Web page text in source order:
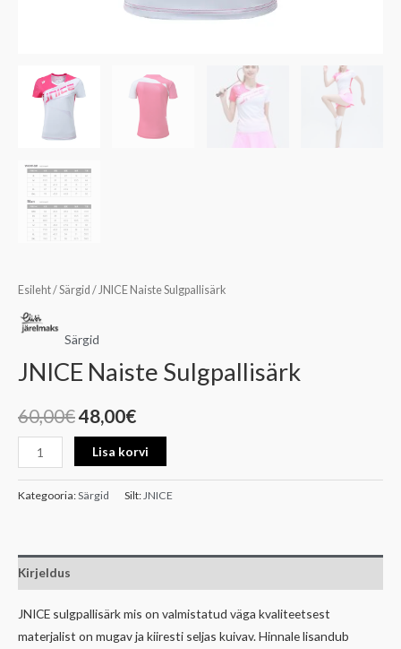
Esileht/Särgid / JNICE Naiste Sulgpallisärk
Särgid
JNICE Naiste Sulgpallisärk
60,00€48,00€
Lisa korvi
Kategooria:Särgid Silt:JNICE
Kirjeldus
JNICE sulgpallisärk mis on valmistatud väga kvaliteetsest
materjalist on mugav ja kiiresti seljas kuivav. Hinnale lisandub